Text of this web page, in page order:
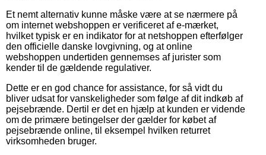
Et nemt alternativ kunne måske være at se nærmere på
om internet webshoppen er verificeret af e-mærket,
hvilket typisk er en indikator for at netshoppen efterfølger
den officielle danske lovgivning, og at online
webshoppen undertiden gennemses af jurister som
kender til de gældende regulativer.
Dette er en god chance for assistance, for så vidt du
bliver udsat for vanskeligheder som følge af dit indkøb af
pejsebrænde. Dertil er det en hjælp at kunden er vidende
om de primære betingelser der gælder for købet af
pejsebrænde online, til eksempel hvilken returret
virksomheden bruger.